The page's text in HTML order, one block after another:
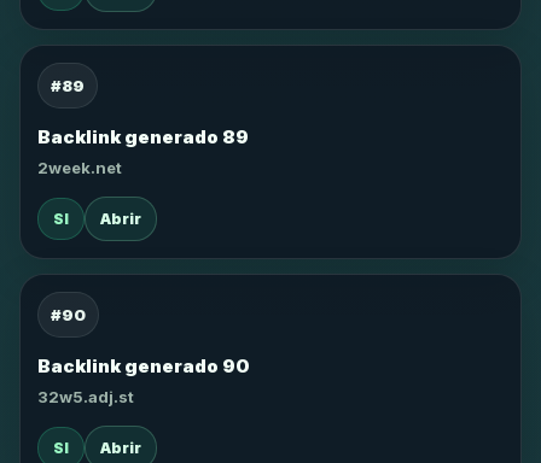
#89
Backlink generado 89
2week.net
SI Abrir
#90
Backlink generado 90
32w5.adj.st
SI Abrir